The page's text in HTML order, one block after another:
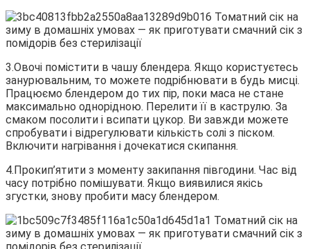
3.Овочі помістити в чашу блендера. Якщо користуєтесь
занурювальним, то можете подрібнювати в будь мисці.
Працюємо блендером до тих пір, поки маса не стане
максимально однорідною. Перелити її в каструлю. За
смаком посолити і всипати цукор. Ви завжди можете
спробувати і відрегулювати кількість солі з піском.
Включити нагрівання і дочекатися скипання.
4.Прокип’ятити з моменту закипання півгодини. Час від
часу потрібно помішувати. Якщо виявилися якісь
згустки, знову пробити масу блендером.